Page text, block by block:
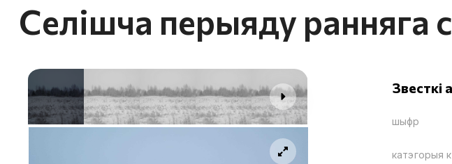
Селішча перыяду ранняга
Звесткі
шыфр
катэгорыя